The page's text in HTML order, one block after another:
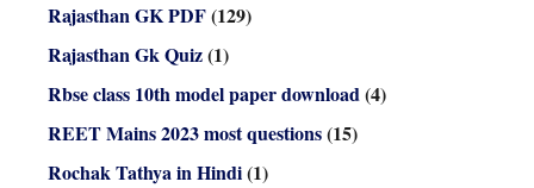
Rajasthan GK PDF(129)
Rajasthan Gk Quiz(1)
Rbse class 10th model paper download(4)
REET Mains 2023 most questions(15)
Rochak Tathya in Hindi(1)